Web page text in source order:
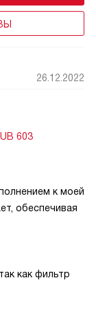
26.12.2022
603
к моей
обеспечивая
как фильтр